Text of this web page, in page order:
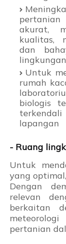
akurat,
kualitas,
dan
Untuk
rumah
biologis
lapangan
- Ruang
Untuk
yang
Dengan
relevan
berkaitan
pertanian